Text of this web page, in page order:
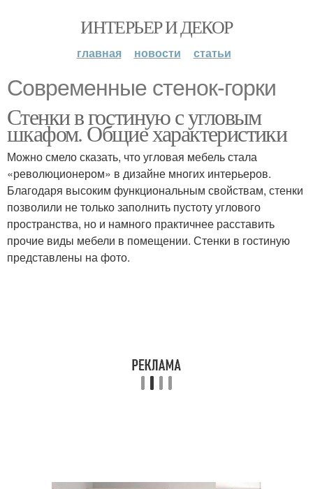
ИНТЕРЬЕР И ДЕКОР
главная новости статьи
Современные стенок-горки
Стенки в гостиную с угловым
шкафом. Общие характеристики
Можно смело сказать, что угловая мебель стала
«революционером» в дизайне многих интерьеров.
Благодаря высоким функциональным свойствам, стенки
позволили не только заполнить пустоту углового
пространства, но и намного практичнее расставить
прочие виды мебели в помещении. Стенки в гостиную
представлены на фото.